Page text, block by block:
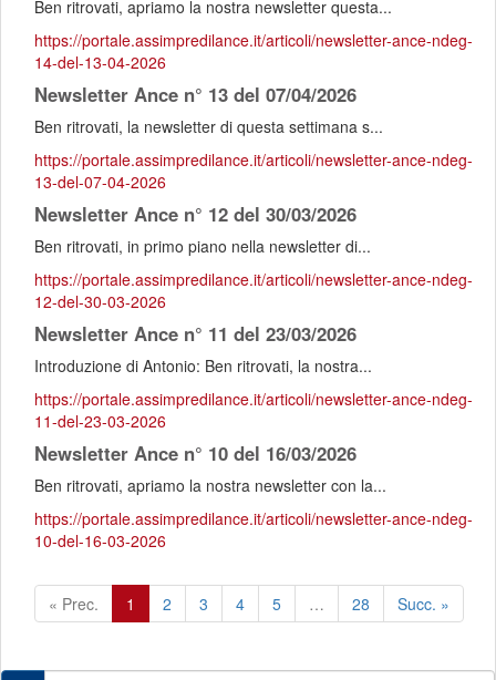
Ben ritrovati, apriamo la nostra newsletter questa...
https://portale.assimpredilance.it/articoli/newsletter-ance-ndeg-
14-del-13-04-2026
Newsletter Ance n° 13 del 07/04/2026
Ben ritrovati, la newsletter di questa settimana s...
https://portale.assimpredilance.it/articoli/newsletter-ance-ndeg-
13-del-07-04-2026
Newsletter Ance n° 12 del 30/03/2026
Ben ritrovati, in primo piano nella newsletter di...
https://portale.assimpredilance.it/articoli/newsletter-ance-ndeg-
12-del-30-03-2026
Newsletter Ance n° 11 del 23/03/2026
Introduzione di Antonio: Ben ritrovati, la nostra...
https://portale.assimpredilance.it/articoli/newsletter-ance-ndeg-
11-del-23-03-2026
Newsletter Ance n° 10 del 16/03/2026
Ben ritrovati, apriamo la nostra newsletter con la...
https://portale.assimpredilance.it/articoli/newsletter-ance-ndeg-
10-del-16-03-2026
« Prec. 1 2 3 4 5 … 28 Succ. »